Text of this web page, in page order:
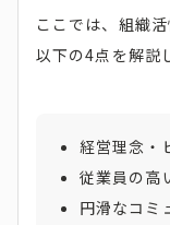
ここでは、組織
以下の4点を解説
経営理念・
従業員の高
円滑なコミ